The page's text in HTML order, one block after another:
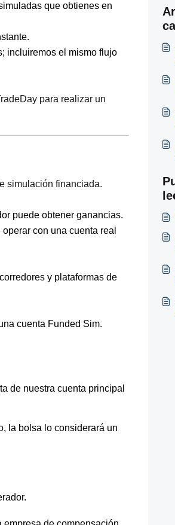
que obtienes en
incluiremos el mismo flujo
para realizar un
simulación financiada.
puede obtener ganancias.
con una cuenta real
y plataformas de
cuenta Funded Sim.
de nuestra cuenta principal
la bolsa lo considerará un